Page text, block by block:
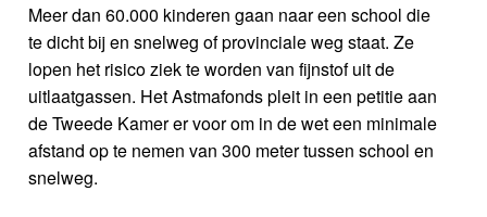
Meer dan 60.000 kinderen gaan naar een school die
te dicht bij en snelweg of provinciale weg staat. Ze
lopen het risico ziek te worden van fijnstof uit de
uitlaatgassen. Het Astmafonds pleit in een petitie aan
de Tweede Kamer er voor om in de wet een minimale
afstand op te nemen van 300 meter tussen school en
snelweg.